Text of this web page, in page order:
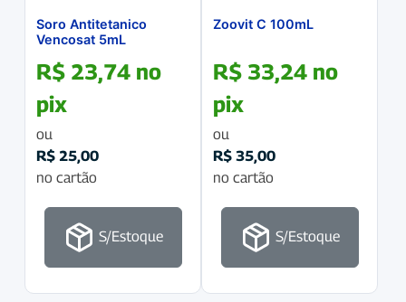
Soro Antitetanico
Vencosat 5mL
R$ 23,74 no
pix
ou
R$ 25,00
no cartão
S/Estoque
Zoovit C 100mL
R$ 33,24 no
pix
ou
R$ 35,00
no cartão
S/Estoque